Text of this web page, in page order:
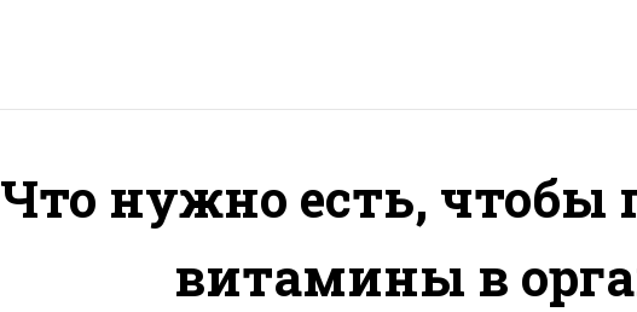
Что нужно есть, чтобы
витамины в